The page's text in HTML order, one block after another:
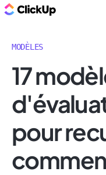
MODÈLES
17
pour